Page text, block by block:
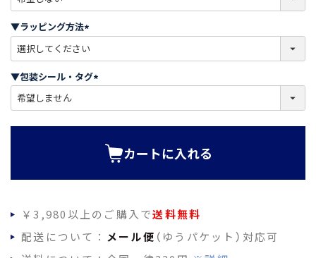
必
)
▼ラッピング方法
必
須
)
▼包装シール・タグ
必
カートに入れる
￥3,980以上のご購入で送料無料
配送について： メール便 （ゆうパケット）対応可